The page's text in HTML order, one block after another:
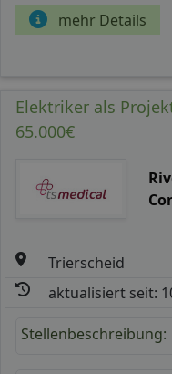
mehr Details
Elektriker als
65.000€
Trierscheid
aktualisiert seit:
Stellenbeschreibung: